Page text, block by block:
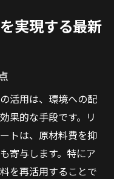
実現する最新
活用は、環境への配
果的な手段です。リ
トは、原材料費を抑
寄与します。特にア
を再活用することで